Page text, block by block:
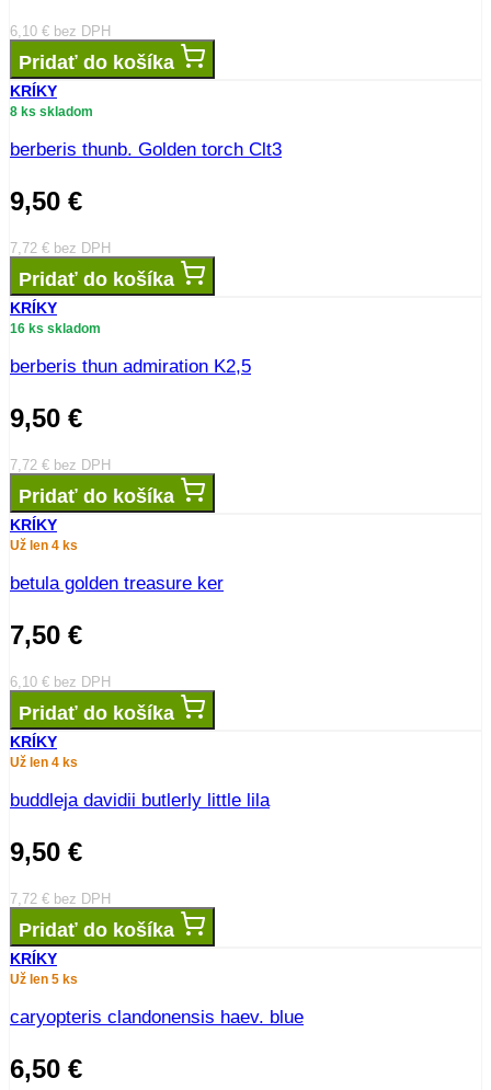
6,10 € bez DPH
Pridať do košíka
KRÍKY
8 ks skladom
berberis thunb. Golden torch Clt3
9,50 €
7,72 € bez DPH
Pridať do košíka
KRÍKY
16 ks skladom
berberis thun admiration K2,5
9,50 €
7,72 € bez DPH
Pridať do košíka
KRÍKY
Už len 4 ks
betula golden treasure ker
7,50 €
6,10 € bez DPH
Pridať do košíka
KRÍKY
Už len 4 ks
buddleja davidii butlerly little lila
9,50 €
7,72 € bez DPH
Pridať do košíka
KRÍKY
Už len 5 ks
caryopteris clandonensis haev. blue
6,50 €